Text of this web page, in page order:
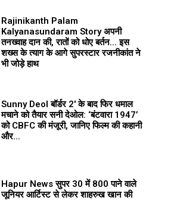
Rajinikanth Palam
Kalyanasundaram Story अपनी
तनख्वाह दान की, रातों को धोए बर्तन… इस
शख्स के त्याग के आगे सुपरस्टार रजनीकांत ने
भी जोड़े हाथ
Sunny Deol बॉर्डर 2′ के बाद फिर धमाल
मचाने को तैयार सनी देओल: ‘बंटवारा 1947’
को CBFC की मंजूरी, जानिए फिल्म की कहानी
और...
Hapur News सुपर 30 में ₹800 पाने वाले
जूनियर आर्टिस्ट से लेकर शाहरुख खान की